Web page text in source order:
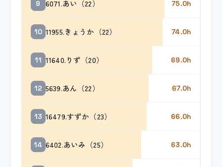
9 6071.あい（22） 75.0h
10 11955.きょうか（22） 74.0h
11 11640.りず（20） 69.0h
12 5639.あん（22） 67.0h
13 16479.すずか（23） 66.0h
14 6402.あいみ（25） 63.0h